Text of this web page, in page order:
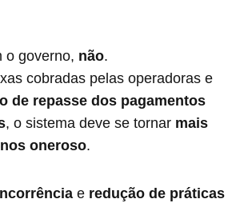
o governo, não.
cobradas pelas operadoras e
de repasse dos pagamentos
, o sistema deve se tornar mais
oneroso.
e redução de práticas